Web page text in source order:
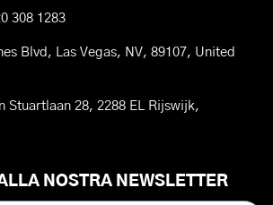
308 1283
Blvd, Las Vegas, NV, 89107, United
Stuartlaan 28, 2288 EL Rijswijk,
NOSTRA NEWSLETTER